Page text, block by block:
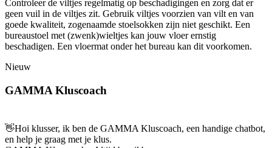
Controleer de viltjes regelmatig op beschadigingen en zorg dat er
geen vuil in de viltjes zit. Gebruik viltjes voorzien van vilt en van
goede kwaliteit, zogenaamde stoelsokken zijn niet geschikt. Een
bureaustoel met (zwenk)wieltjes kan jouw vloer ernstig
beschadigen. Een vloermat onder het bureau kan dit voorkomen.
Nieuw
GAMMA Kluscoach
👋Hoi klusser, ik ben de GAMMA Kluscoach, een handige chatbot,
en help je graag met je klus.